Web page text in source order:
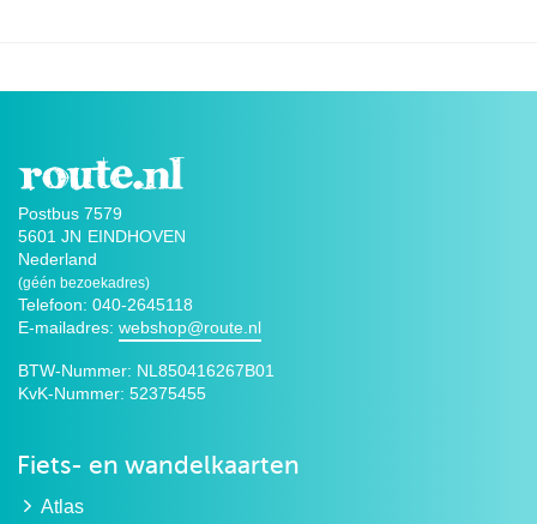
Postbus 7579
5601 JN EINDHOVEN
Nederland
(géén bezoekadres)
Telefoon: 040-2645118
E-mailadres: webshop@route.nl
BTW-Nummer: NL850416267B01
KvK-Nummer: 52375455
Fiets- en wandelkaarten
Atlas